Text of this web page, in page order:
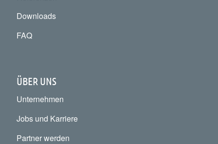
Downloads
FAQ
ÜBER UNS
Unternehmen
Jobs und Karriere
Partner werden